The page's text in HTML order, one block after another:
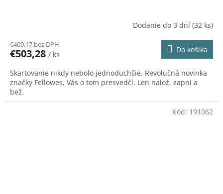
A
R
M
Dodanie do 3 dní (32 ks)
€409,17 bez DPH
€503,28 / ks
Do košíka
Skartovanie nikdy nebolo jednoduchšie. Revolučná novinka
značky Fellowes, Vás o tom presvedčí. Len nalož, zapni a
bež.
Kód: 191062